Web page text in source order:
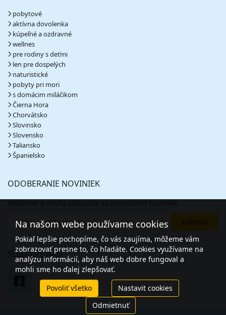
pobytové
aktívna dovolenka
kúpeľné a ozdravné
wellnes
pre rodiny s deťmi
len pre dospelých
naturistické
pobyty pri mori
s domácim miláčikom
Čierna Hora
Chorvátsko
Slovinsko
Slovensko
Taliansko
Španielsko
ODOBERANIE NOVINIEK
SLEDUJTE NÁS
Na našom webe používame cookies
Pokiaľ lepšie pochopíme, čo vás zaujíma, môžeme vám
zobrazovať presne to, čo hľadáte. Cookies využívame na
analýzu informácií, aby náš web dobre fungoval a
mohli sme ho ďalej zlepšovať.
Povoliť všetko
Nastavit cookies
Odmietnuť